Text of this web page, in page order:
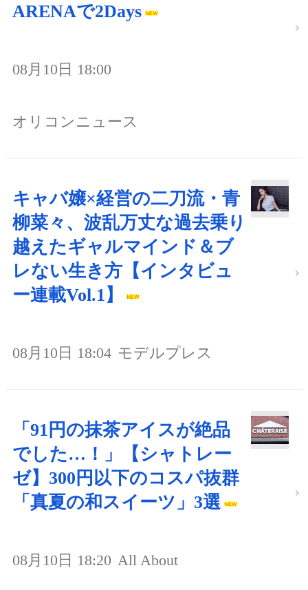
ARENAで2Days
08月10日 18:00
オリコンニュース
キャバ嬢×経営の二刀流・青
柳菜々、波乱万丈な過去乗り
越えたギャルマインド＆ブ
レない生き方【インタビュ
ー連載Vol.1】
08月10日 18:04 モデルプレス
「91円の抹茶アイスが絶品
でした…！」【シャトレー
ゼ】300円以下のコスパ抜群
「真夏の和スイーツ」3選
08月10日 18:20 All About